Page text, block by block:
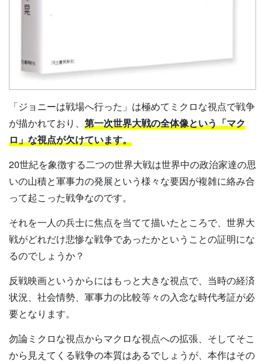
「ジョニーは戦場へ行った」は極めてミクロな視点で戦争
が描かれており、 第一次世界大戦の全体像という「マク
ロ」な視点が欠けています。
20世紀を象徴する二つの世界大戦は世界中の政治家達の思
いの山積と軍事力の発展という様々な要因が複雑に絡み合
って起こった戦争なのです。
それを一人の兵士に焦点を当てて描いたところで、世界大
戦がどれだけ悲惨な戦争であったかということの証明にな
るのでしょうか？
反戦映画というからにはもっと大きな視点で、当時の経済
状況、社会情勢、軍事力の比較等々の入念な時代考証が必
要となります。
勿論ミクロな視点からマクロな視点への拡張、そしてそこ
から見えてくる戦争の本質はあるでしょうが、本作はその